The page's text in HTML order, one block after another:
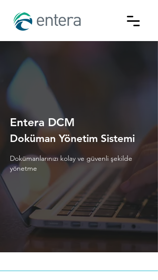
Entera DCM
Doküman Yönetim Sistemi
Dokümanlarınızı kolay ve güvenli şekilde
yönetme